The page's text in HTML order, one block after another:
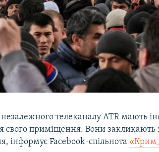
телеканалу ATR мають
свого приміщення. Вони закликають
інформує Facebook-спільнота